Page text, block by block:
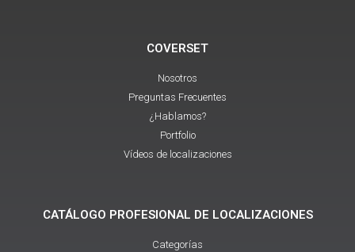
COVERSET
Nosotros
Preguntas Frecuentes
¿Hablamos?
Portfolio
Vídeos de localizaciones
CATÁLOGO PROFESIONAL DE LOCALIZACIONES
Categorías